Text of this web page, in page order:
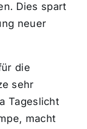
Dies spart
neuer
die
sehr
Tageslicht
macht